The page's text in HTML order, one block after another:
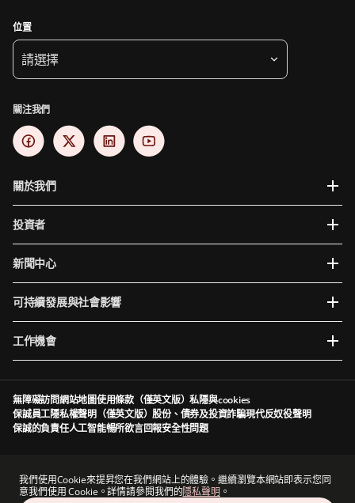
我們使用Cookie來提昇您在我們網站上的體驗。繼續瀏覽本網站即表示您同
意我們使用 Cookie。詳情請參閱我們的隱私聲明 。
位置
請選擇
關注我們
關於我們
投資者
新聞中心
可持續發展與社會影響
工作機會
無障礙訪問網站地圖使用條款（僅英文版）私隱與cookies
保誠員工隱私權聲明（僅英文版）股份、債券及投資詐騙現代反奴役聲明
保誠的負責任人工智能暢所欲言回報安全性問題
London, EC4M 7NG, United Kingdom。註冊編號為1397169。Prudential plc為一家控股公
司，其部分附屬公司由香港保險業監管局及其他監管機構授權及規管（視情況而定）。香港主
要營業地點：香港中環港景街1號國際金融中心一期13 樓。